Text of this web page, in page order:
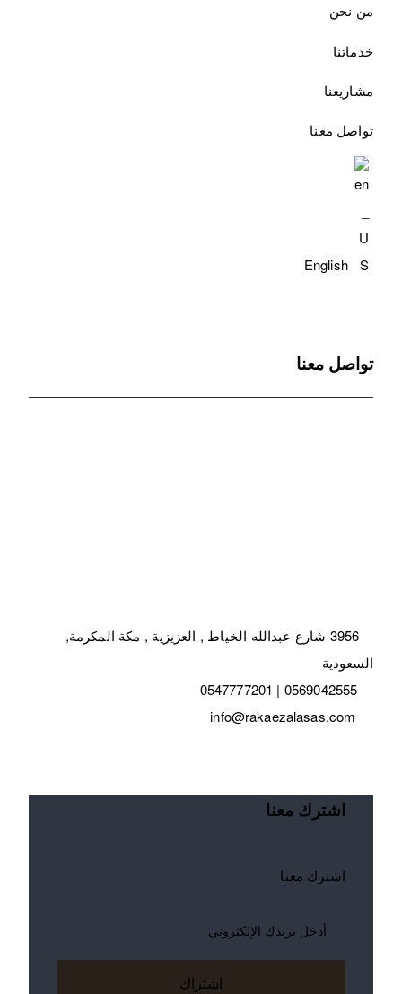
من نحن
خدماتنا
مشاريعنا
تواصل معنا
English
تواصل معنا
3956 شارع عبدالله الخياط , العزيزية , مكة المكرمة,
السعودية
اشترك معنا
اشترك معنا